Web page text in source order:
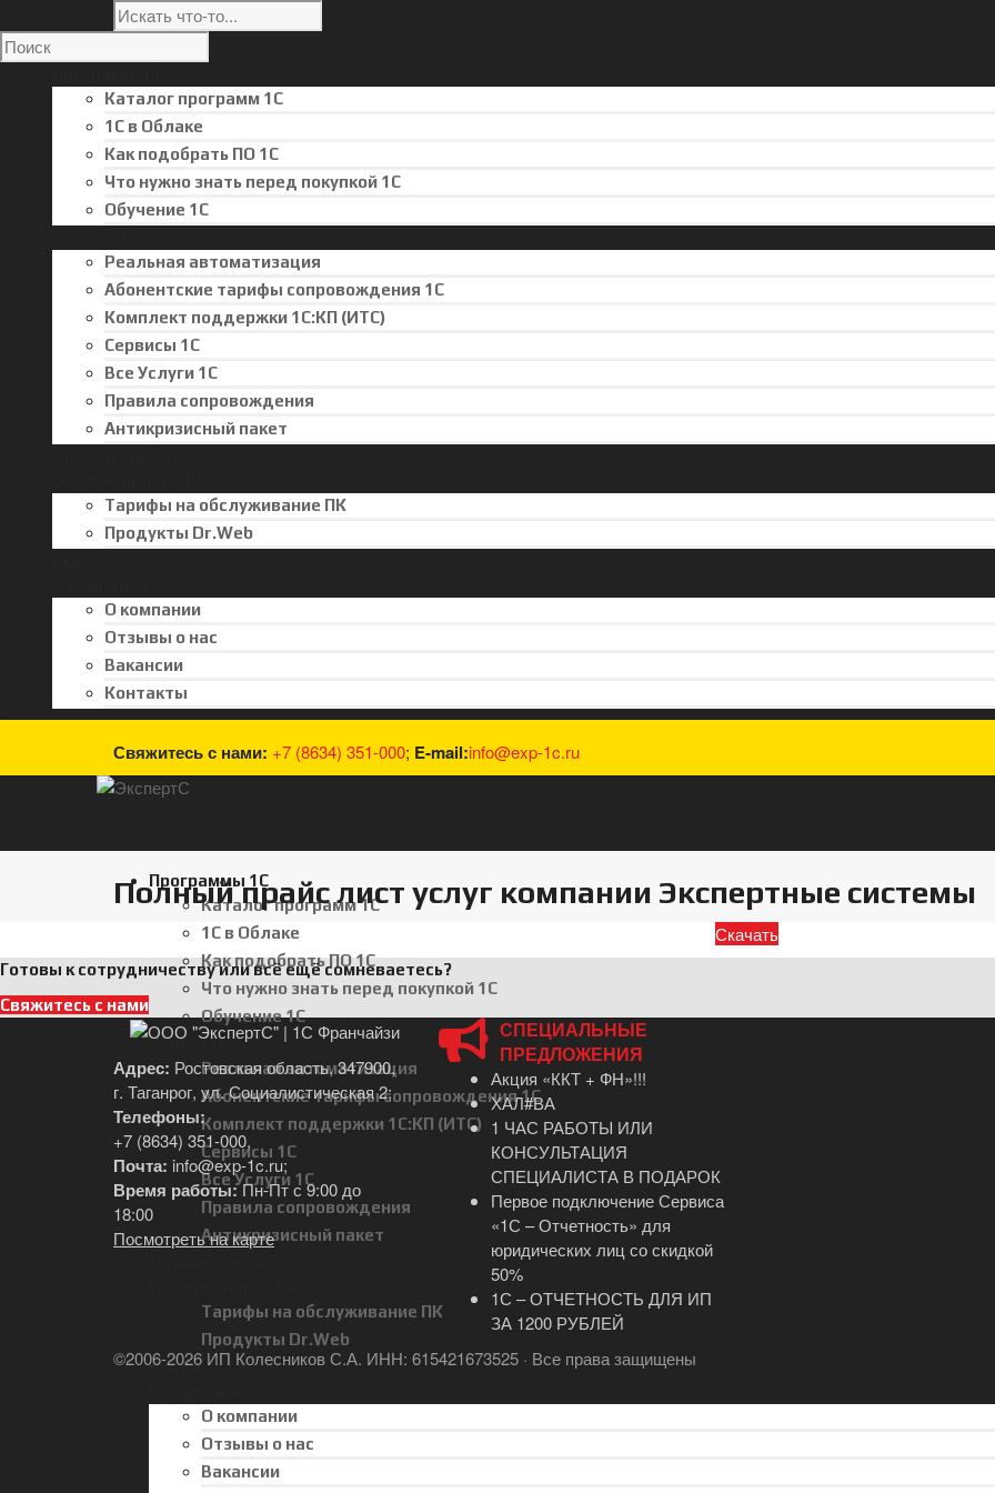
Каталог программ 1С
1С в Облаке
Как подобрать ПО 1С
Что нужно знать перед покупкой 1С
Обучение 1С
Реальная автоматизация
Абонентские тарифы сопровождения 1С
Комплект поддержки 1С:КП (ИТС)
Сервисы 1С
Все Услуги 1С
Правила сопровождения
Антикризисный пакет
Тарифы на обслуживание ПК
Продукты Dr.Web
О компании
Отзывы о нас
Вакансии
Контакты
Свяжитесь с нами: +7 (8634) 351-000; E-mail:info@exp-1c.ru
Программы 1С
Каталог программ 1С
1С в Облаке
Как подобрать ПО 1С
Что нужно знать перед покупкой 1С
Обучение 1С
Услуги 1С
Реальная автоматизация
Абонентские тарифы сопровождения 1С
Комплект поддержки 1С:КП (ИТС)
Сервисы 1С
Все Услуги 1С
Правила сопровождения
Антикризисный пакет
Тарифы на обслуживание ПК
Продукты Dr.Web
Акции
О компании
Отзывы о нас
Вакансии
Полный прайс лист услуг компании Экспертные системы
Скачать
Готовы к сотрудничеству или всё ещё сомневаетесь?
Свяжитесь с нами
Адрес: Ростовская область, 347900,
г. Таганрог, ул. Социалистическая 2;
Телефоны:
+7 (8634) 351-000,
Почта: info@exp-1c.ru;
Время работы:Пн-Пт с 9:00 до
18:00
Посмотреть на карте
СПЕЦИАЛЬНЫЕ
ПРЕДЛОЖЕНИЯ
Акция «ККТ + ФН»!!!
ХАЛ#ВА
1 ЧАС РАБОТЫ ИЛИ
КОНСУЛЬТАЦИЯ
СПЕЦИАЛИСТА В ПОДАРОК
Первое подключение Сервиса
«1С – Отчетность» для
юридических лиц со скидкой
50%
1С – ОТЧЕТНОСТЬ ДЛЯ ИП
ЗА 1200 РУБЛЕЙ
©2006-2026 ИП Колесников С.А. ИНН: 615421673525 · Все права защищены